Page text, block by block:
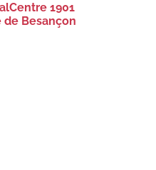
1901
de Besançon